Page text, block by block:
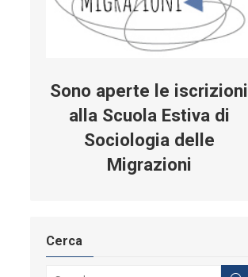
Sono aperte le iscrizioni
alla Scuola Estiva di
Sociologia delle
Migrazioni
Cerca